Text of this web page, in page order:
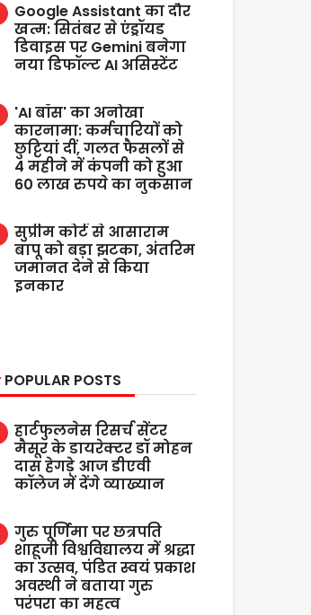
Google Assistant का दौर
खत्म: सितंबर से एंड्रॉयड
डिवाइस पर Gemini बनेगा
नया डिफॉल्ट AI असिस्टेंट
'AI बॉस' का अनोखा
कारनामा: कर्मचारियों को
छुट्टियां दीं, गलत फैसलों से
4 महीने में कंपनी को हुआ
60 लाख रुपये का नुकसान
सुप्रीम कोर्ट से आसाराम
बापू को बड़ा झटका, अंतरिम
जमानत देने से किया
इनकार
POPULAR POSTS
हार्टफुलनेस रिसर्च सेंटर
मैसूर के डायरेक्टर डॉ मोहन
दास हेगड़े आज डीएवी
कॉलेज में देंगे व्याख्यान
गुरु पूर्णिमा पर छत्रपति
शाहूजी विश्वविद्यालय में श्रद्धा
का उत्सव, पंडित स्वयं प्रकाश
अवस्थी ने बताया गुरु
परंपरा का महत्व